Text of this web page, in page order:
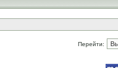
Перейти: